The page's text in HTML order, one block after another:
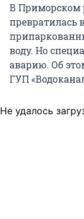
В Приморском
превратилась
воду. Но
аварию. Об
ГУП
Не удалось